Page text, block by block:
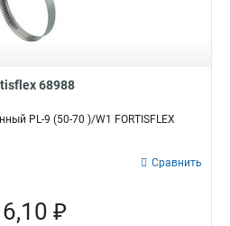
68988
PL-9 (50-70 )/W1 FORTISFLEX
Сравнить
₽